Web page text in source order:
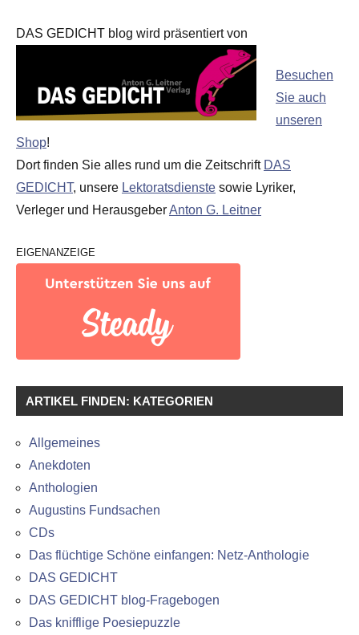
DAS GEDICHT blog wird präsentiert von
Besuchen
Sie auch
unseren
Shop!
Dort finden Sie alles rund um die Zeitschrift DAS
GEDICHT, unsere Lektoratsdienste sowie Lyriker,
Verleger und HerausgeberAnton G. Leitner
EIGENANZEIGE
ARTIKEL FINDEN: KATEGORIEN
Allgemeines
Anekdoten
Anthologien
Augustins Fundsachen
CDs
Das flüchtige Schöne einfangen: Netz-Anthologie
DAS GEDICHT
DAS GEDICHT blog-Fragebogen
Das knifflige Poesiepuzzle